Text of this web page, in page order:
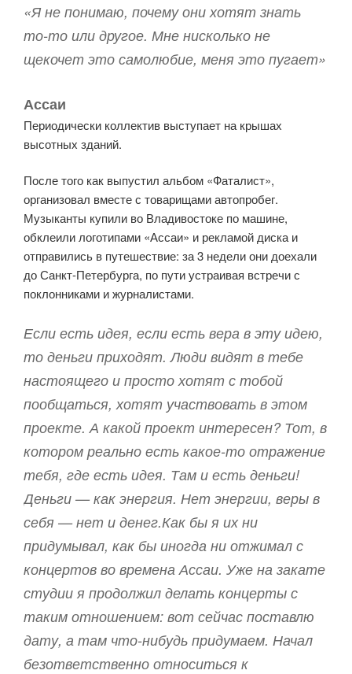
«Я не понимаю, почему они хотят знать
то-то или другое. Мне нисколько не
щекочет это самолюбие, меня это пугает»
Ассаи
Периодически коллектив выступает на крышах
высотных зданий.
После того как выпустил альбом «Фаталист»,
организовал вместе с товарищами автопробег.
Музыканты купили во Владивостоке по машине,
обклеили логотипами «Ассаи» и рекламой диска и
отправились в путешествие: за 3 недели они доехали
до Санкт-Петербурга, по пути устраивая встречи с
поклонниками и журналистами.
Если есть идея, если есть вера в эту идею,
то деньги приходят. Люди видят в тебе
настоящего и просто хотят с тобой
пообщаться, хотят участвовать в этом
проекте. А какой проект интересен? Тот, в
котором реально есть какое-то отражение
тебя, где есть идея. Там и есть деньги!
Деньги — как энергия. Нет энергии, веры в
себя — нет и денег.Как бы я их ни
придумывал, как бы иногда ни отжимал с
концертов во времена Ассаи. Уже на закате
студии я продолжил делать концерты с
таким отношением: вот сейчас поставлю
дату, а там что-нибудь придумаем. Начал
безответственно относиться к